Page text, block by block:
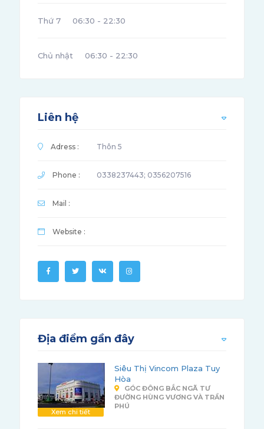
Thứ 7 06:30 - 22:30
Chủ nhật 06:30 - 22:30
Liên hệ
Adress : Thôn 5
Phone : 0338237443; 0356207516
Mail :
Website :
Địa điểm gần đây
Xem chi tiết
Siêu Thị Vincom Plaza Tuy
Hòa
GÓC ĐÔNG BẮC NGÃ TƯ
ĐƯỜNG HÙNG VƯƠNG VÀ TRẦN
PHÚ